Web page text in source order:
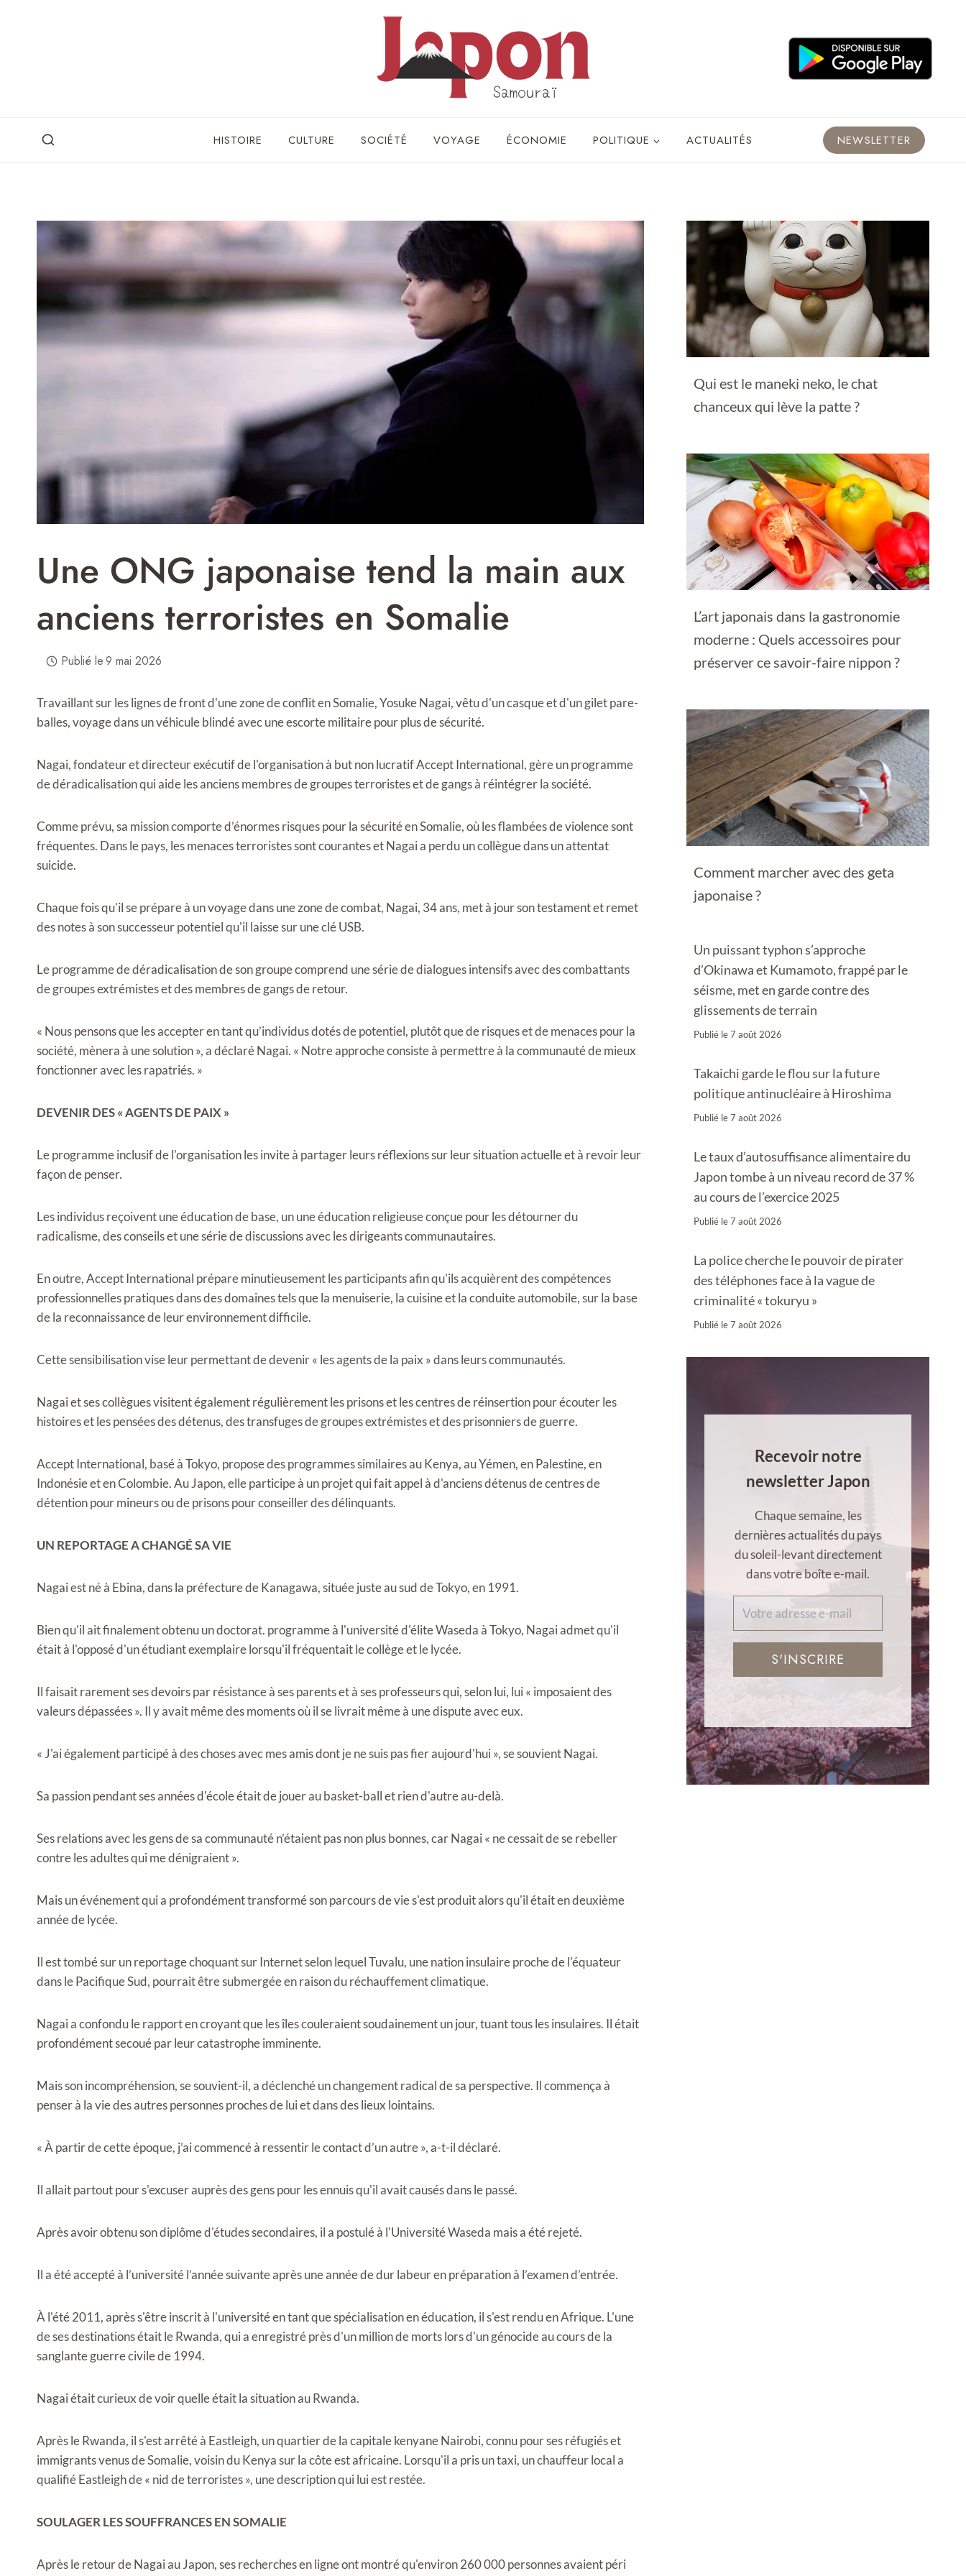
HISTOIRE CULTURE SOCIÉTÉ VOYAGE ÉCONOMIE POLITIQUE ACTUALITÉS NEWSLETTER
Une ONG japonaise tend la main aux
anciens terroristes en Somalie
Publié le9 mai 2026
Travaillant sur les lignes de front d'une zone de conflit en Somalie, Yosuke Nagai, vêtu d'un casque et d'un gilet pare-
balles, voyage dans un véhicule blindé avec une escorte militaire pour plus de sécurité.
Nagai, fondateur et directeur exécutif de l'organisation à but non lucratif Accept International, gère un programme
de déradicalisation qui aide les anciens membres de groupes terroristes et de gangs à réintégrer la société.
Comme prévu, sa mission comporte d’énormes risques pour la sécurité en Somalie, où les flambées de violence sont
fréquentes. Dans le pays, les menaces terroristes sont courantes et Nagai a perdu un collègue dans un attentat
suicide.
Chaque fois qu'il se prépare à un voyage dans une zone de combat, Nagai, 34 ans, met à jour son testament et remet
des notes à son successeur potentiel qu'il laisse sur une clé USB.
Le programme de déradicalisation de son groupe comprend une série de dialogues intensifs avec des combattants
de groupes extrémistes et des membres de gangs de retour.
« Nous pensons que les accepter en tant qu’individus dotés de potentiel, plutôt que de risques et de menaces pour la
société, mènera à une solution », a déclaré Nagai. « Notre approche consiste à permettre à la communauté de mieux
fonctionner avec les rapatriés. »
DEVENIR DES « AGENTS DE PAIX »
Le programme inclusif de l'organisation les invite à partager leurs réflexions sur leur situation actuelle et à revoir leur
façon de penser.
Les individus reçoivent une éducation de base, unune éducation religieuse conçue pour les détourner du
radicalisme, des conseils et une série de discussions avec les dirigeants communautaires.
En outre, Accept International prépare minutieusement les participants afin qu'ils acquièrent des compétences
professionnelles pratiques dans des domaines tels que la menuiserie, la cuisine et la conduite automobile, sur la base
de la reconnaissance de leur environnement difficile.
Cette sensibilisation viseleur permettant de devenir « les agents de la paix » dans leurs communautés.
Nagai et ses collègues visitent également régulièrement les prisons et les centres de réinsertion pour écouter les
histoires et les pensées des détenus, des transfuges de groupes extrémistes et des prisonniers de guerre.
Accept International, basé à Tokyo, propose des programmes similaires au Kenya, au Yémen, en Palestine, en
Indonésie et en Colombie. Au Japon, elle participe à un projet qui fait appel à d'anciens détenus de centres de
détention pour mineurs ou de prisons pour conseiller des délinquants.
UN REPORTAGE A CHANGÉ SA VIE
Nagai est né à Ebina, dans la préfecture de Kanagawa, située juste au sud de Tokyo, en 1991.
Bien qu'il ait finalement obtenu un doctorat. programme à l'université d'élite Waseda à Tokyo, Nagai admet qu'il
était à l'opposé d'un étudiant exemplaire lorsqu'il fréquentait le collège et le lycée.
Il faisait rarement ses devoirs par résistance à ses parents et à ses professeurs qui, selon lui, lui « imposaient des
valeurs dépassées ». Il y avait même des moments où il se livrait même à une dispute avec eux.
« J'ai également participé à des choses avec mes amis dont je ne suis pas fier aujourd'hui », se souvient Nagai.
Sa passion pendant ses années d'école était de jouer au basket-ball et rien d'autre au-delà.
Ses relations avec les gens de sa communauté n’étaient pas non plus bonnes, car Nagai « ne cessait de se rebeller
contre les adultes qui me dénigraient ».
Mais un événement qui a profondément transformé son parcours de vie s'est produit alors qu'il était en deuxième
année de lycée.
Il est tombé sur un reportage choquant sur Internet selon lequel Tuvalu, une nation insulaire proche de l'équateur
dans le Pacifique Sud, pourrait être submergée en raison du réchauffement climatique.
Nagai a confondu le rapport en croyant que les îles couleraient soudainement un jour, tuant tous les insulaires. Il était
profondément secoué par leur catastrophe imminente.
Mais son incompréhension, se souvient-il, a déclenché un changement radical de sa perspective. Il commença à
penser à la vie des autres personnes proches de lui et dans des lieux lointains.
« À partir de cette époque, j’ai commencé à ressentir le contact d’un autre », a-t-il déclaré.
Il allait partout pour s'excuser auprès des gens pour les ennuis qu'il avait causés dans le passé.
Après avoir obtenu son diplôme d'études secondaires, il a postulé à l'Université Waseda mais a été rejeté.
Il a été accepté à l’université l’année suivante après une année de dur labeur en préparation à l’examen d’entrée.
À l'été 2011, après s'être inscrit à l'université en tant que spécialisation en éducation, il s'est rendu en Afrique. L'une
de ses destinations était le Rwanda, qui a enregistré près d'un million de morts lors d'un génocide au cours de la
sanglante guerre civile de 1994.
Nagai était curieux de voir quelle était la situation au Rwanda.
Après le Rwanda, il s'est arrêté à Eastleigh, un quartier de la capitale kenyane Nairobi, connu pour ses réfugiés et
immigrants venus de Somalie, voisin du Kenya sur la côte est africaine. Lorsqu'il a pris un taxi, un chauffeur local a
qualifié Eastleigh de « nid de terroristes », une description qui lui est restée.
SOULAGER LES SOUFFRANCES EN SOMALIE
Après le retour de Nagai au Japon, ses recherches en ligne ont montré qu'environ 260 000 personnes avaient péri
Qui est le maneki neko, le chat
chanceux qui lève la patte ?
L’art japonais dans la gastronomie
moderne : Quels accessoires pour
préserver ce savoir-faire nippon ?
Comment marcher avec des geta
japonaise ?
Un puissant typhon s’approche
d’Okinawa et Kumamoto, frappé par le
séisme, met en garde contre des
glissements de terrain
Publié le7 août 2026
Takaichi garde le flou sur la future
politique antinucléaire à Hiroshima
Publié le7 août 2026
Le taux d’autosuffisance alimentaire du
Japon tombe à un niveau record de 37 %
au cours de l’exercice 2025
Publié le7 août 2026
La police cherche le pouvoir de pirater
des téléphones face à la vague de
criminalité « tokuryu »
Publié le7 août 2026
Recevoir notre
newsletter Japon
Chaque semaine, les
dernières actualités du pays
du soleil-levant directement
dans votre boîte e-mail.
S'INSCRIRE